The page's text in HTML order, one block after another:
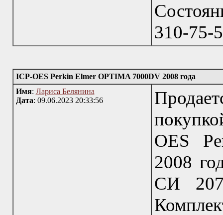
310-75-
ICP-OES Perkin Elmer OPTIMA 7000DV 2008 года
Имя: Лариса Белянина
Дата: 09.06.2023 20:33:56
OES
2008
СИ